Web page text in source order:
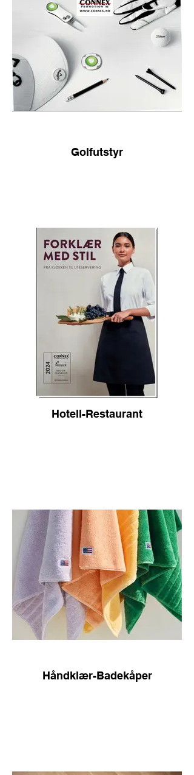
Golfutstyr
Hotell-Restaurant
Håndklær-Badekåper